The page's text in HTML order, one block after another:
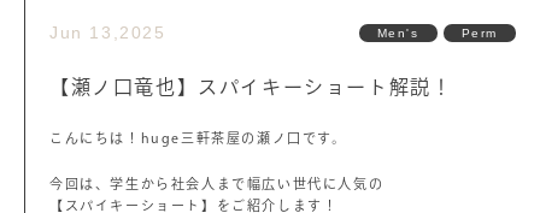
Jun 13,2025 Men's Perm
【瀬ノ口竜也】スパイキーショート解説！
こんにちは！huge三軒茶屋の瀬ノ口です。
今回は、学生から社会人まで幅広い世代に人気の
【スパイキーショート】をご紹介します！